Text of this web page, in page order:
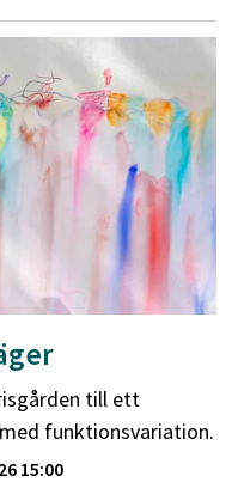
till ett
funktionsvariation.
15:00